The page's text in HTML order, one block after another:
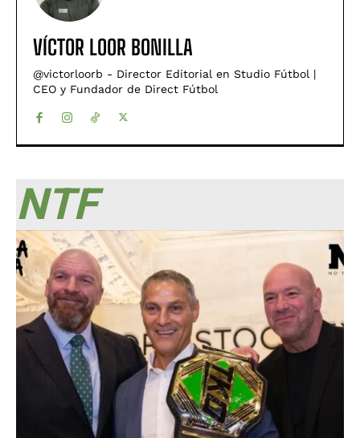
VÍCTOR LOOR BONILLA
@victorloorb - Director Editorial en Studio Fútbol |
CEO y Fundador de Direct Fútbol
NTF